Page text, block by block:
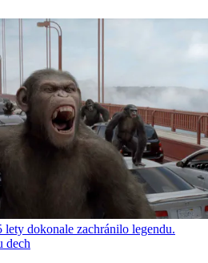
dokonale zachránilo legendu.
dech